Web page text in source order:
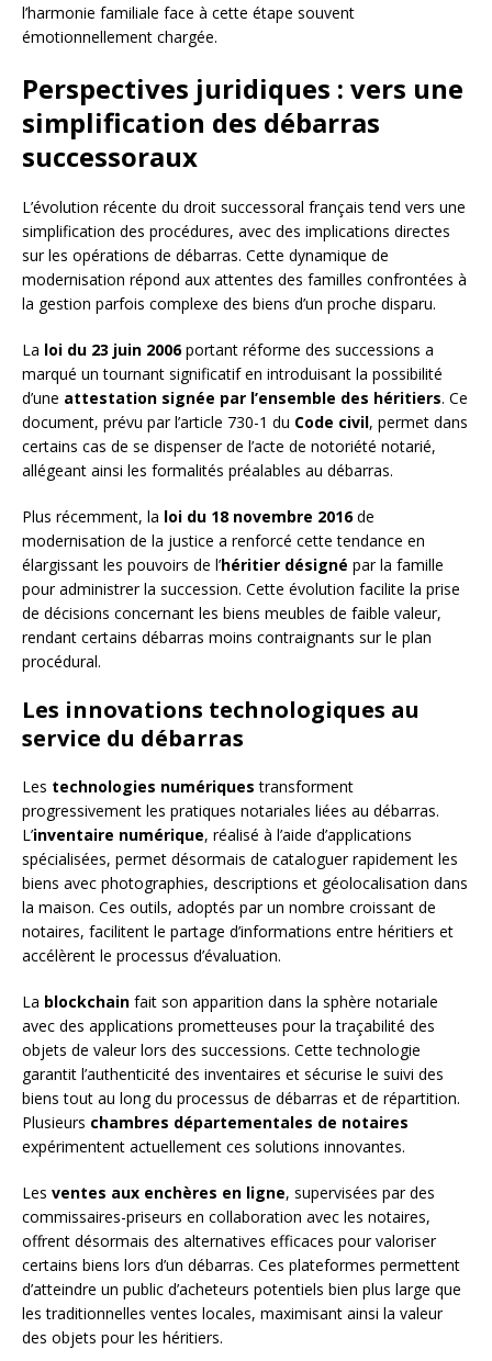
l’harmonie familiale face à cette étape souvent
émotionnellement chargée.
Perspectives juridiques : vers une
simplification des débarras
successoraux
L’évolution récente du droit successoral français tend vers une
simplification des procédures, avec des implications directes
sur les opérations de débarras. Cette dynamique de
modernisation répond aux attentes des familles confrontées à
la gestion parfois complexe des biens d’un proche disparu.
La loi du 23 juin 2006portant réforme des successions a
marqué un tournant significatif en introduisant la possibilité
d’une attestation signée par l’ensemble des héritiers. Ce
document, prévu par l’article 730-1 du Code civil, permet dans
certains cas de se dispenser de l’acte de notoriété notarié,
allégeant ainsi les formalités préalables au débarras.
Plus récemment, la loi du 18 novembre 2016de
modernisation de la justice a renforcé cette tendance en
élargissant les pouvoirs de l’héritier désigné par la famille
pour administrer la succession. Cette évolution facilite la prise
de décisions concernant les biens meubles de faible valeur,
rendant certains débarras moins contraignants sur le plan
procédural.
Les innovations technologiques au
service du débarras
Les technologies numériques transforment
progressivement les pratiques notariales liées au débarras.
L’inventaire numérique, réalisé à l’aide d’applications
spécialisées, permet désormais de cataloguer rapidement les
biens avec photographies, descriptions et géolocalisation dans
la maison. Ces outils, adoptés par un nombre croissant de
notaires, facilitent le partage d’informations entre héritiers et
accélèrent le processus d’évaluation.
La blockchain fait son apparition dans la sphère notariale
avec des applications prometteuses pour la traçabilité des
objets de valeur lors des successions. Cette technologie
garantit l’authenticité des inventaires et sécurise le suivi des
biens tout au long du processus de débarras et de répartition.
Plusieurs chambres départementales de notaires
expérimentent actuellement ces solutions innovantes.
Les ventes aux enchères en ligne, supervisées par des
commissaires-priseurs en collaboration avec les notaires,
offrent désormais des alternatives efficaces pour valoriser
certains biens lors d’un débarras. Ces plateformes permettent
d’atteindre un public d’acheteurs potentiels bien plus large que
les traditionnelles ventes locales, maximisant ainsi la valeur
des objets pour les héritiers.